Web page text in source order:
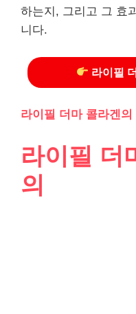
하는지, 그리고 그 효
니다.
라이필
라이필 더마 콜라겐의
라이필 더
의